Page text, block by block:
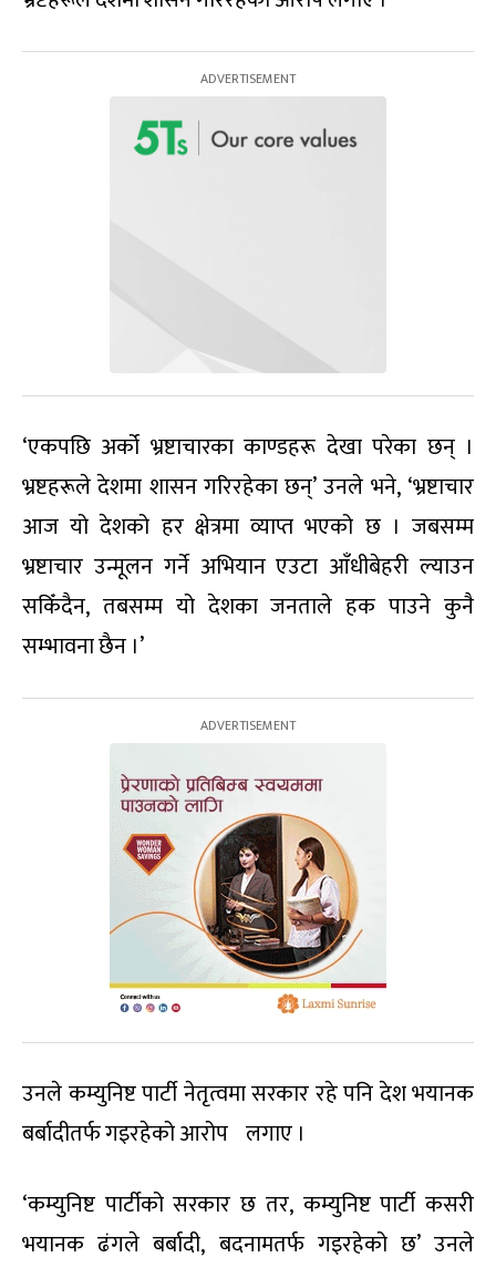
‘एकपछि अर्को भ्रष्टाचारका काण्डहरू देखा परेका छन् ।
भ्रष्टहरूले देशमा शासन गरिरहेका छन्’ उनले भने, ‘भ्रष्टाचार
आज यो देशको हर क्षेत्रमा व्याप्त भएको छ । जबसम्म
भ्रष्टाचार उन्मूलन गर्ने अभियान एउटा आँधीबेहरी ल्याउन
सकिँदैन, तबसम्म यो देशका जनताले हक पाउने कुनै
सम्भावना छैन ।’
उनले कम्युनिष्ट पार्टी नेतृत्वमा सरकार रहे पनि देश भयानक
बर्बादीतर्फ गइरहेको आरोप लगाए ।
‘कम्युनिष्ट पार्टीको सरकार छ तर, कम्युनिष्ट पार्टी कसरी
भयानक ढंगले बर्बादी, बदनामतर्फ गइरहेको छ’ उनले